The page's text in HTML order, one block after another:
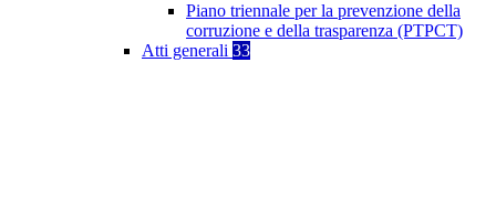
Piano triennale per la prevenzione della
corruzione e della trasparenza (PTPCT)
Atti generali 33